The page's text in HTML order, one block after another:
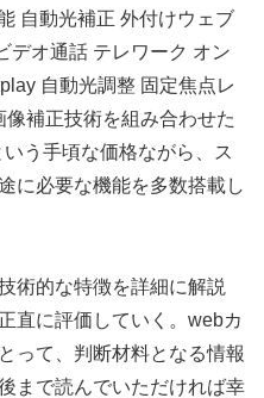
自動光補正 外付けウェブ
デオ通話 テレワーク オン
自動光調整 固定焦点レ
補正技術を組み合わせた
う手頃な価格ながら、ス
に必要な機能を多数搭載し
術的な特徴を詳細に解説
直に評価していく。webカ
って、判断材料となる情報
まで読んでいただければ幸